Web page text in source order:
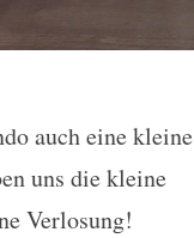
auch eine kleine
uns die kleine
Verlosung!